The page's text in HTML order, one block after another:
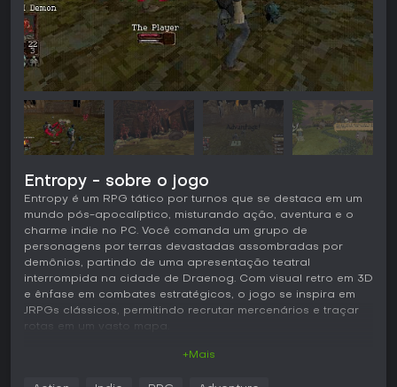
Entropy - sobre o jogo
Entropy é um RPG tático por turnos que se destaca em um
mundo pós-apocalíptico, misturando ação, aventura e o
charme indie no PC. Você comanda um grupo de
personagens por terras devastadas assombradas por
demônios, partindo de uma apresentação teatral
interrompida na cidade de Draenog. Com visual retro em 3D
e ênfase em combates estratégicos, o jogo se inspira em
JRPGs clássicos, permitindo recrutar mercenários e traçar
rotas em um vasto mapa.
+Mais